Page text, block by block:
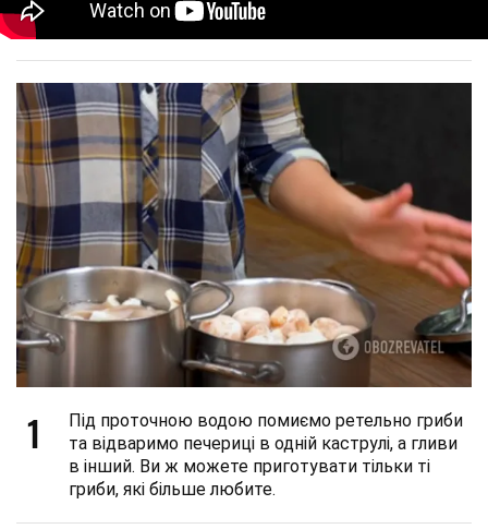
1
Під проточною водою помиємо ретельно гриби
та відваримо печериці в одній каструлі, а гливи
в інший. Ви ж можете приготувати тільки ті
гриби, які більше любите.